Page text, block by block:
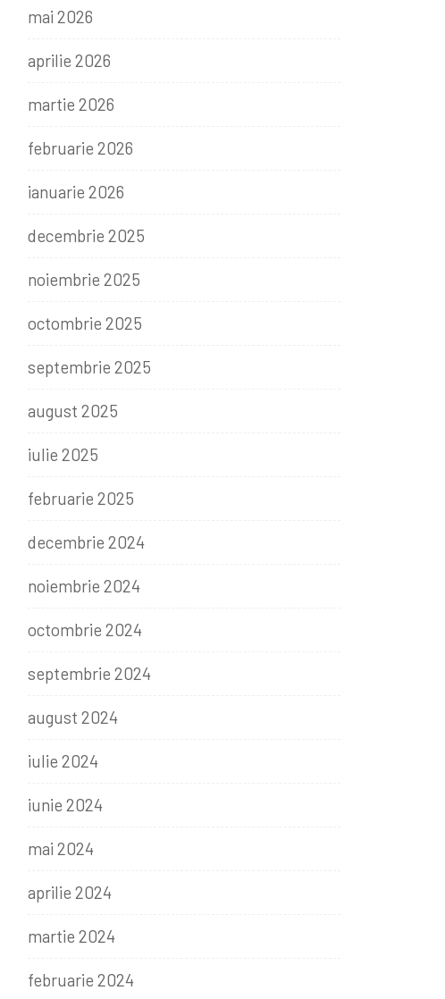
mai 2026
aprilie 2026
martie 2026
februarie 2026
ianuarie 2026
decembrie 2025
noiembrie 2025
octombrie 2025
septembrie 2025
august 2025
iulie 2025
februarie 2025
decembrie 2024
noiembrie 2024
octombrie 2024
septembrie 2024
august 2024
iulie 2024
iunie 2024
mai 2024
aprilie 2024
martie 2024
februarie 2024